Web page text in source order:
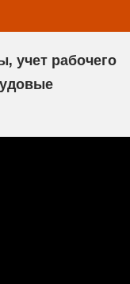
учет рабочего